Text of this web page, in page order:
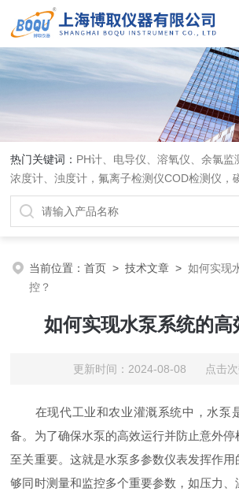
热门关键词： PH计、电导仪、溶氧仪、余氯监
浓度计、浊度计，氟离子检测仪COD检测仪，
仪，PH电极、溶氧电极、电导电极
当前位置：首页 >技术文章 >如何实现
控？
如何实现水泵系统的高
更新时间：2024-08-08 点击次
在现代工业和农业灌溉系统中，水泵
备。为了确保水泵的高效运行并防止意外
至关重要。这就是水泵多参数仪表发挥作
够同时测量和监控多个重要参数，如压力